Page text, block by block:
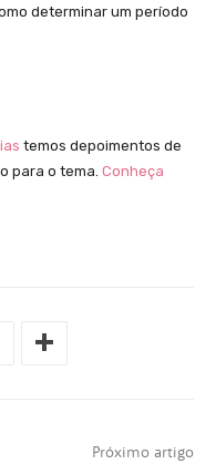
determinar um período
temos depoimentos de
para o tema. Conheça
Próximo artigo